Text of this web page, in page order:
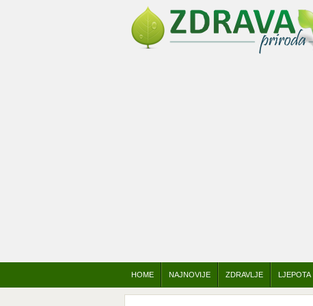
HOME NAJNOVIJE ZDRAVLJE LJEPOTA